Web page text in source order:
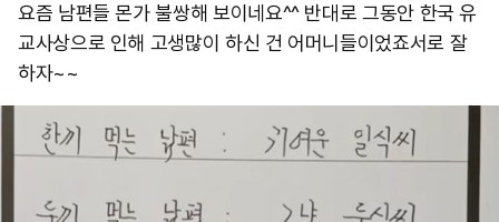
요즘 남편들 몬가 불쌍해 보이네요^^ 반대로 그동안 한국 유
교사상으로 인해 고생많이 하신 건 어머니들이었죠 ​ 서로 잘
하자~~